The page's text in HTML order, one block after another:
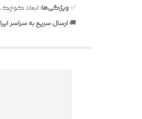
✅ویژگی‌ها: ابعاد
🚚ارسال سریع به سراسر